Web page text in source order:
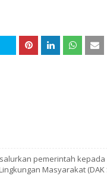
pemerintah
Masyarakat (DAK